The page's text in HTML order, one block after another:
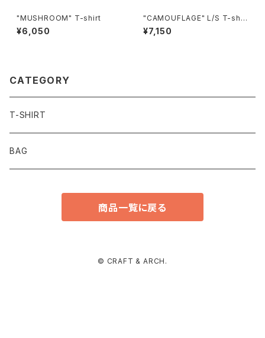
"MUSHROOM" T-shirt
¥6,050
"CAMOUFLAGE" L/S T-shir
t
¥7,150
CATEGORY
T-SHIRT
BAG
商品一覧に戻る
© CRAFT & ARCH.